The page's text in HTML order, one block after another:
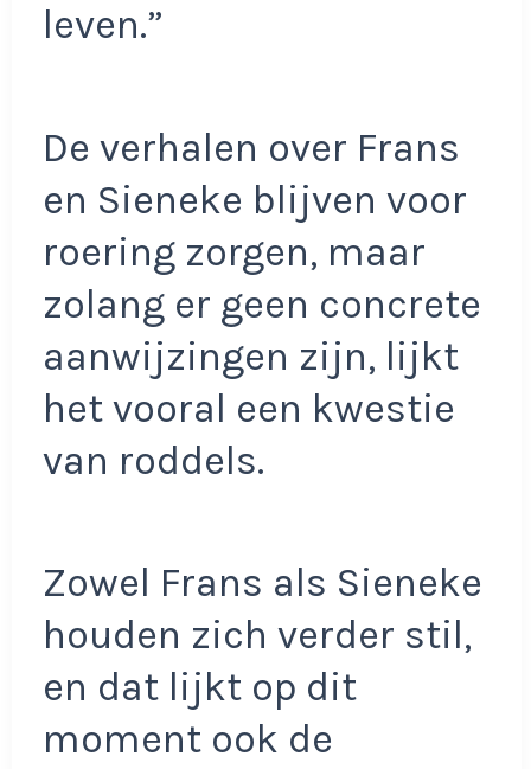
leven.”
De verhalen over Frans
en Sieneke blijven voor
roering zorgen, maar
zolang er geen concrete
aanwijzingen zijn, lijkt
het vooral een kwestie
van roddels.
Zowel Frans als Sieneke
houden zich verder stil,
en dat lijkt op dit
moment ook de